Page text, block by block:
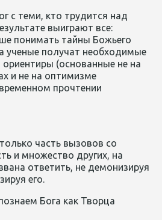
с теми, кто трудится над
выиграют все:
понимать тайны Божьего
ученые получат необходимые
(основанные не на
и не на оптимизме
прочтении
часть вызовов со
и множество других, на
ответить, не демонизируя
его.
Бога как Творца